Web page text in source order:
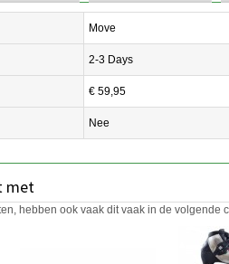
Move
2-3 Days
€ 59,95
Nee
met
hebben ook vaak dit vaak in de volgende